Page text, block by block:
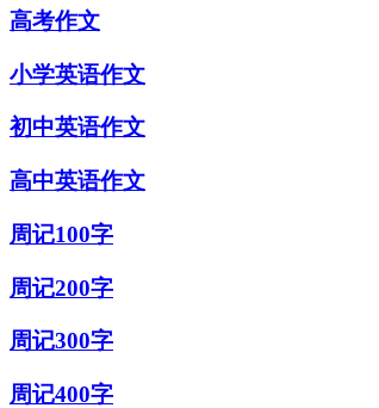
高考作文
小学英语作文
初中英语作文
高中英语作文
周记100字
周记200字
周记300字
周记400字